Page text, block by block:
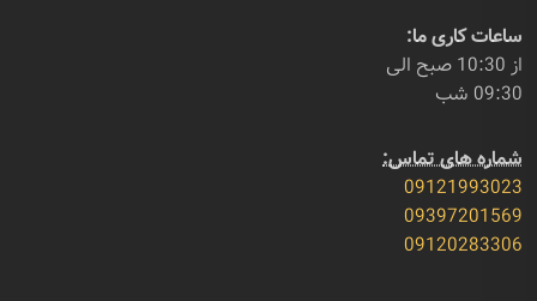
ساعات کاری ما:
از 10:30 صبح الی
09:30 شب
شماره های تماس:
09121993023
09397201569
09120283306